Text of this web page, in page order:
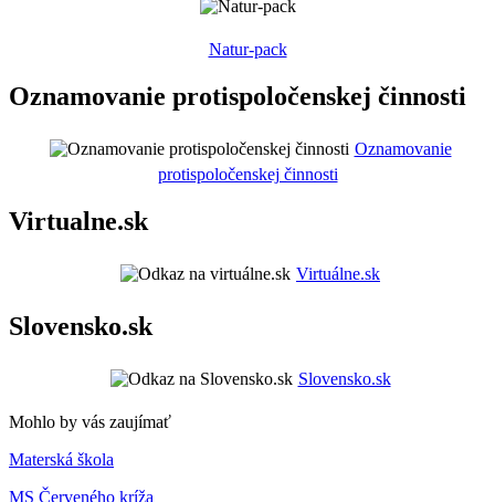
Natur-pack
Oznamovanie protispoločenskej činnosti
Oznamovanie
protispoločenskej činnosti
Virtualne.sk
Virtuálne.sk
Slovensko.sk
Slovensko.sk
Mohlo by vás zaujímať
Materská škola
MS Červeného kríža